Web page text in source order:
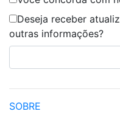
Deseja receber
outras informações?
SOBRE